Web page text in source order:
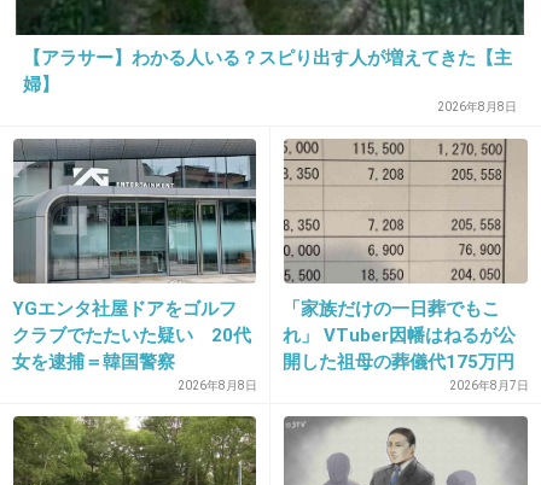
【アラサー】わかる人いる？スピり出す人が増えてきた【主
婦】
2026年8月8日
YGエンタ社屋ドアをゴルフ
クラブでたたいた疑い 20代
女を逮捕＝韓国警察
2026年8月8日
「家族だけの一日葬でもこ
れ」 VTuber因幡はねるが公
開した祖母の葬儀代175万円
2026年8月7日